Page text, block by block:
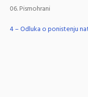
Pismohrani
4 – Odluka o ponistenju